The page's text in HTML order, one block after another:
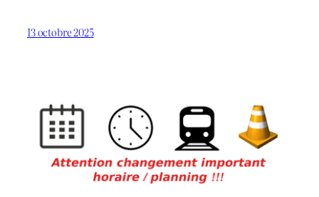
13 octobre 2025